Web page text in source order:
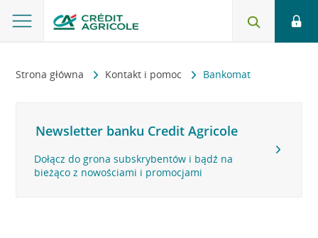
Strona główna Kontakt i pomoc Bankomat
Newsletter banku Credit Agricole
Dołącz do grona subskrybentów i bądź na
bieżąco z nowościami i promocjami